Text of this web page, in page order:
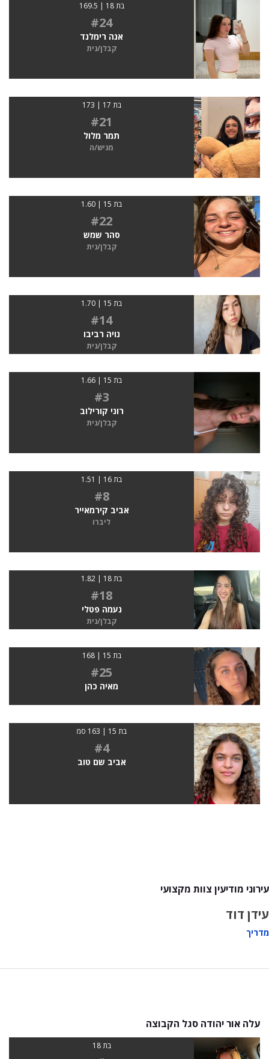
בת 18 | 169.5
#24
אנה רימלנד
קבלן/נית
בת 17 | 173
#21
תמר מלול
מגיש/ה
בת 15 | 1.60
#22
סהר שמש
קבלן/נית
בת 15 | 1.70
#14
נויה רביבו
קבלן/נית
בת 15 | 1.66
#3
רוני קורילוב
קבלן/נית
בת 16 | 1.51
#8
אביב קירמאייר
ליברו
בת 18 | 1.82
#18
נעמה פטלי
קבלן/נית
בת 15 | 168
#25
מאיה כהן
בת 15 | 163 סמ
#4
אביב שם טוב
עירוני מודיעין צוות מקצועי
עידן דוד
מדריך
עלה אור יהודה סגל הקבוצה
בת 18